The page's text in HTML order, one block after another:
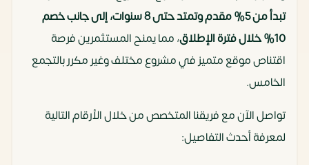
تبدأ من 5% مقدم وتمتد حتى 8 سنوات، إلى جانب خصم
10% خلال فترة الإطلاق
، مما يمنح المستثمرين فرصة
اقتناص موقع متميز في مشروع مختلف وغير مكرر بالتجمع
الخامس.
تواصل الآن مع فريقنا المتخصص من خلال الأرقام التالية
لمعرفة أحدث التفاصيل: